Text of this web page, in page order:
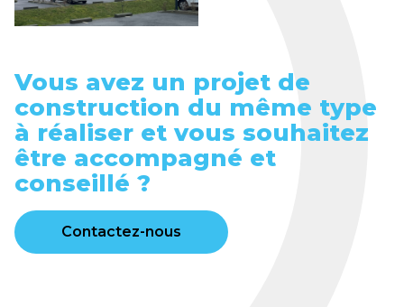
Vous avez un projet de
construction du même type
à réaliser et vous souhaitez
être accompagné et
conseillé ?
Contactez-nous